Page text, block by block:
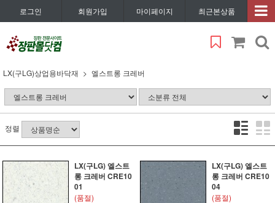
로그인 회원가입 마이페이지 최근본상품
LX(구LG)상업용바닥재 엘스트롱 크레버
정렬
LX(구LG) 엘스트
롱 크레버 CRE10
01
(품절)
LX(구LG) 엘스트
롱 크레버 CRE10
04
(품절)